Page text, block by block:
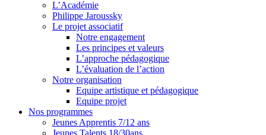
L’Académie
Philippe Jaroussky
Le projet associatif
Notre engagement
Les principes et valeurs
L’approche pédagogique
L’évaluation de l’action
Notre organisation
Equipe artistique et pédagogique
Equipe projet
Nos programmes
Jeunes Apprentis 7/12 ans
Jeunes Talents 18/30ans